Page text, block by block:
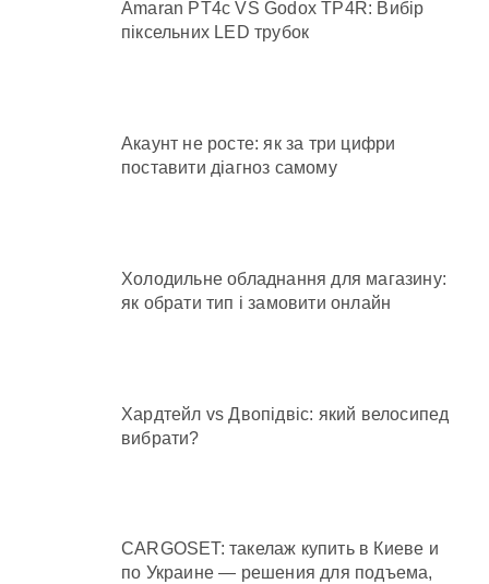
Amaran PT4c VS Godox TP4R: Вибір
піксельних LED трубок
Акаунт не росте: як за три цифри
поставити діагноз самому
Холодильне обладнання для магазину:
як обрати тип і замовити онлайн
Хардтейл vs Двопідвіс: який велосипед
вибрати?
CARGOSET: такелаж купить в Киеве и
по Украине — решения для подъема,